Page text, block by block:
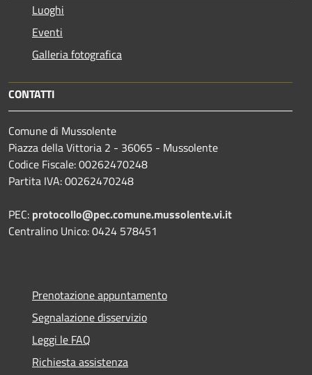
Luoghi
Eventi
Galleria fotografica
CONTATTI
Comune di Mussolente
Piazza della Vittoria 2 - 36065 - Mussolente
Codice Fiscale: 00262470248
Partita IVA: 00262470248
PEC: protocollo@pec.comune.mussolente.vi.it
Centralino Unico: 0424 578451
Prenotazione appuntamento
Segnalazione disservizio
Leggi le FAQ
Richiesta assistenza